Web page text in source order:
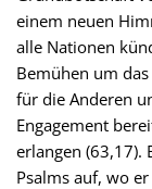
einem neuen
alle Nationen
Bemühen um
für die Anderen
Engagement
erlangen (63,17).
Psalms auf, wo